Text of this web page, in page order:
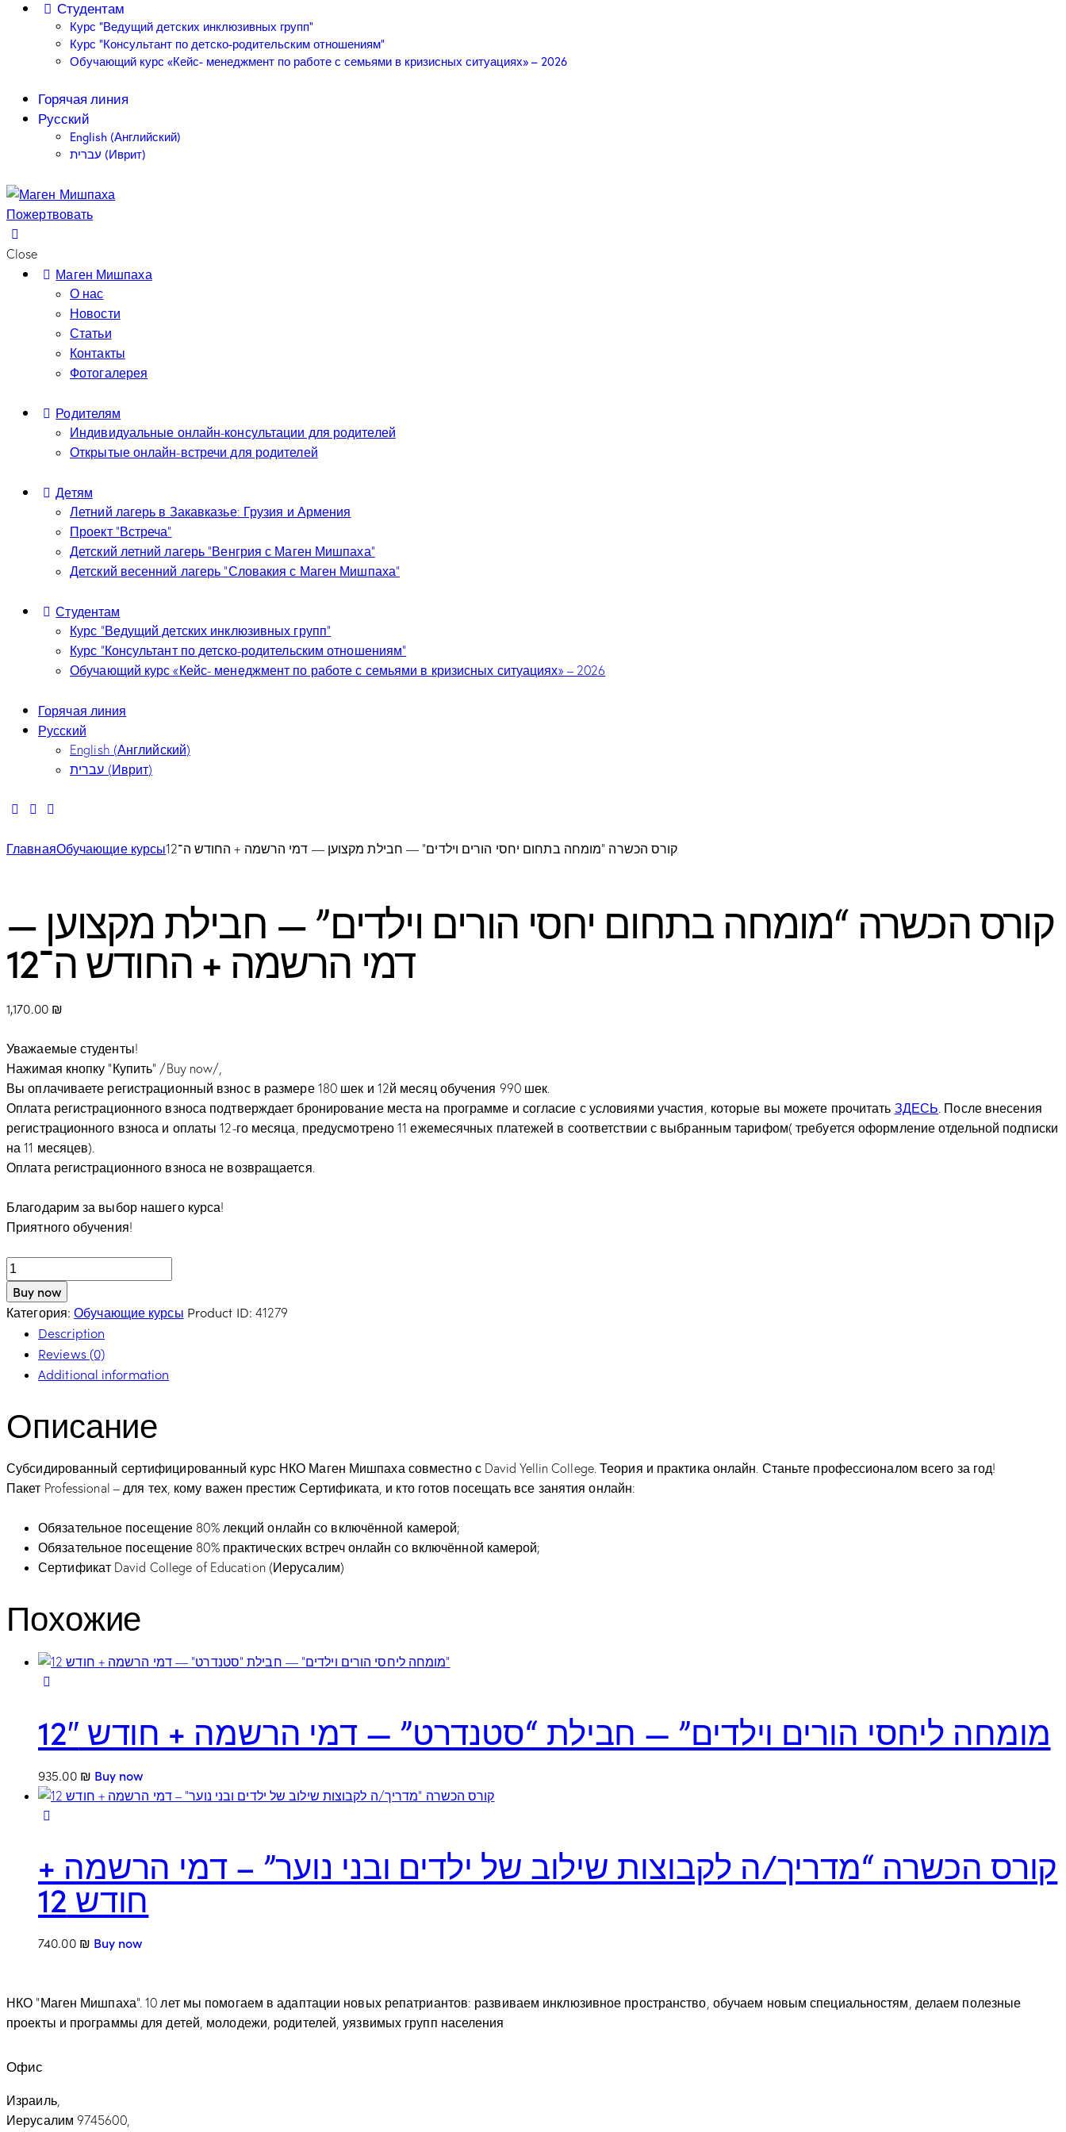
Студентам
Курс “Ведущий детских инклюзивных групп”
Курс “Консультант по детско-родительским отношениям”
Обучающий курс «Кейс- менеджмент по работе с семьями в кризисных ситуациях» – 2026
Горячая линия
Русский
English (Английский)
עברית (Иврит)
Пожертвовать
Close
Маген Мишпаха
О нас
Новости
Статьи
Контакты
Фотогалерея
Родителям
Индивидуальные онлайн-консультации для родителей
Открытые онлайн-встречи для родителей
Детям
Летний лагерь в Закавказье: Грузия и Армения
Проект “Встреча”
Детский летний лагерь “Венгрия с Маген Мишпаха”
Детский весенний лагерь “Словакия с Маген Мишпаха”
Студентам
Курс “Ведущий детских инклюзивных групп”
Курс “Консультант по детско-родительским отношениям”
Обучающий курс «Кейс- менеджмент по работе с семьями в кризисных ситуациях» – 2026
Горячая линия
Русский
English (Английский)
עברית (Иврит)
ГлавнаяОбучающие курсы קורס הכשרה “מומחה בתחום יחסי הורים וילדים” — חבילת מקצוען — דמי הרשמה + החודש ה־12
קורס הכשרה “מומחה בתחום יחסי הורים וילדים” — חבילת מקצוען —
דמי הרשמה + החודש ה־12
1,170.00 ₪
Уважаемые студенты!
Нажимая кнопку “Купить” /Buy now/,
Вы оплачиваете регистрационный взнос в размере 180 шек и 12й месяц обучения 990 шек.
Оплата регистрационного взноса подтверждает бронирование места на программе и согласие с условиями участия, которые вы можете прочитать ЗДЕСЬ. После внесения
регистрационного взноса и оплаты 12-го месяца, предусмотрено 11 ежемесячных платежей в соответствии с выбранным тарифом( требуется оформление отдельной подписки
на 11 месяцев).
Оплата регистрационного взноса не возвращается.
Благодарим за выбор нашего курса!
Приятного обучения!
Количество
товара
קורס
"מומחה
בתחום
וילדים"
חבילת
מקצוען
דמי
הרשמה
Buy now
Категория:Обучающие курсы Product ID: 41279
Description
Reviews (0)
Additional information
Описание
Субсидированный сертифицированный курс НКО Маген Мишпаха совместно с David Yellin College. Теория и практика онлайн. Станьте профессионалом всего за год!
Пакет Professional – для тех, кому важен престиж Сертификата, и кто готов посещать все занятия онлайн:
Обязательное посещение 80% лекций онлайн со включённой камерой;
Обязательное посещение 80% практических встреч онлайн со включённой камерой;
Сертификат David College of Education (Иерусалим)
Похожие
מומחה ליחסי הורים וילדים” — חבילת “סטנדרט” — דמי הרשמה + חודש 12″
935.00 ₪ Buy now
קורס הכשרה “מדריך/ה לקבוצות שילוב של ילדים ובני נוער” – דמי הרשמה +
חודש 12
740.00 ₪ Buy now
НКО “Маген Мишпаха”. 10 лет мы помогаем в адаптации новых репатриантов: развиваем инклюзивное пространство, обучаем новым специальностям, делаем полезные
проекты и программы для детей, молодежи, родителей, уязвимых групп населения
Офис
Израиль,
Иерусалим 9745600,